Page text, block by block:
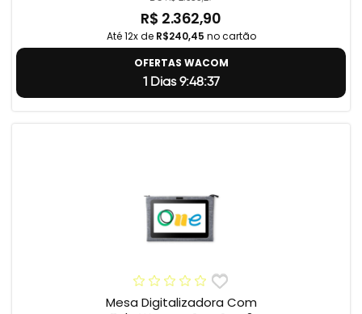
R$ 2.362,90
Até 12x de R$240,45 no cartão
OFERTAS WACOM
1 Dias 9:48:36
Mesa Digitalizadora Com